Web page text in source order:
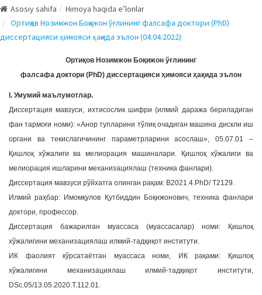
g
l
e
a
i
g
a
t
i
o
n
Asosiy sahifa
Himoya haqida e’lonlar
Ортиқов Нозимжон Боқижон ўғлининг фалсафа доктори (РhD)
диссертацияси ҳимояси ҳақида эълон (04.04.2022)
Ортиқов Нозимжон Боқижон ўғлининг
фалсафа доктори (РhD) диссертацияси ҳимояси ҳақида эълон
I. Умумий маълумотлар.
Диссертация мавзуси, ихтисослик шифри (илмий даража бериладиган
фан тармоғи номи): «Анор тупларини тўлиқ очадиган машина дискли иш
органи ва текислагичининг параметрларини асослаш», 05.07.01 –
Қишлоқ хўжалиги ва мелиорация машиналари. Қишлоқ хўжалиги ва
мелиорация ишларини механизациялаш (техника фанлари).
Диссертация мавзуси рўйхатга олинган рақам: В2021.4.PhD/ Т2129.
Илмий раҳбар: Имомқулов Қутбиддин Боқижонович, техника фанлари
доктори, профессор.
Диссертация бажарилган муассаса (муассасалар) номи: Қишлоқ
хўжалигини механизациялаш илмий-тадқиқот институти.
ИК фаолият кўрсатаётган муассаса номи, ИК рақами: Қишлоқ
хўжалигини механизациялаш илмий-тадқиқот институти,
DSc.05/13.05.2020.T.112.01.